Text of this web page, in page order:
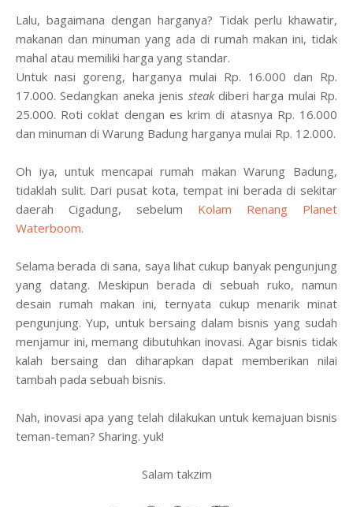
Lalu, bagaimana dengan harganya? Tidak perlu khawatir,
makanan dan minuman yang ada di rumah makan ini, tidak
mahal atau memiliki harga yang standar.
Untuk nasi goreng, harganya mulai Rp. 16.000 dan Rp.
17.000. Sedangkan aneka jenis steakdiberi harga mulai Rp.
25.000. Roti coklat dengan es krim di atasnya Rp. 16.000
dan minuman di Warung Badung harganya mulai Rp. 12.000.
Oh iya,untuk mencapai rumah makan Warung Badung,
tidaklah sulit. Dari pusat kota, tempat ini berada di sekitar
daerah Cigadung, sebelum Kolam Renang Planet
Waterboom.
Selama berada di sana, saya lihat cukup banyak pengunjung
yang datang. Meskipun berada di sebuah ruko, namun
desain rumah makan ini, ternyata cukup menarik minat
pengunjung. Yup, untuk bersaing dalam bisnis yang sudah
menjamur ini, memang dibutuhkan inovasi. Agar bisnis tidak
kalah bersaing dan diharapkan dapat memberikan nilai
tambah pada sebuah bisnis.
Nah, inovasi apa yang telah dilakukan untuk kemajuan bisnis
teman-teman? Sharing. yuk!
Salam takzim